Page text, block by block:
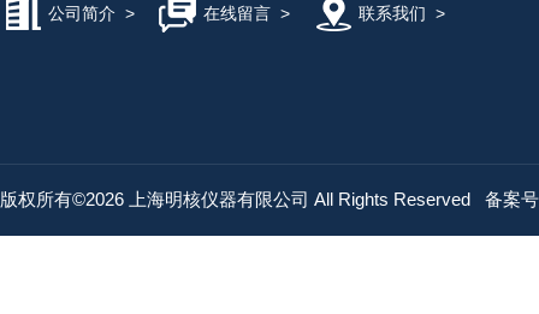
公司简介 > 在线留言> 联系我们 >
版权所有©2026 上海明核仪器有限公司 All Rights Reserved 备案